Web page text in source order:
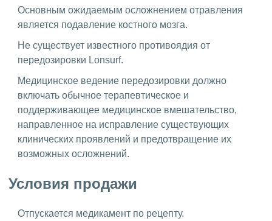
Основным ожидаемым осложнением отравления
является подавление костного мозга.
Не существует известного противоядия от
передозировки Lonsurf.
Медицинское ведение передозировки должно
включать обычное терапевтическое и
поддерживающее медицинское вмешательство,
направленное на исправление существующих
клинических проявлений и предотвращение их
возможных осложнений.
Условия продажи
Отпускается медикамент по рецепту.